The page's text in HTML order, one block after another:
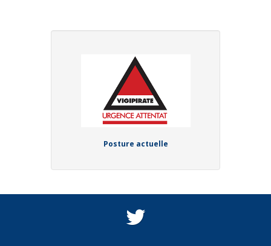
Posture actuelle